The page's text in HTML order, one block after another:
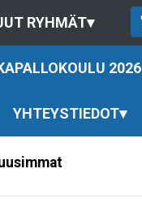
RYHMÄT▾
2026
YHTEYSTIEDOT▾